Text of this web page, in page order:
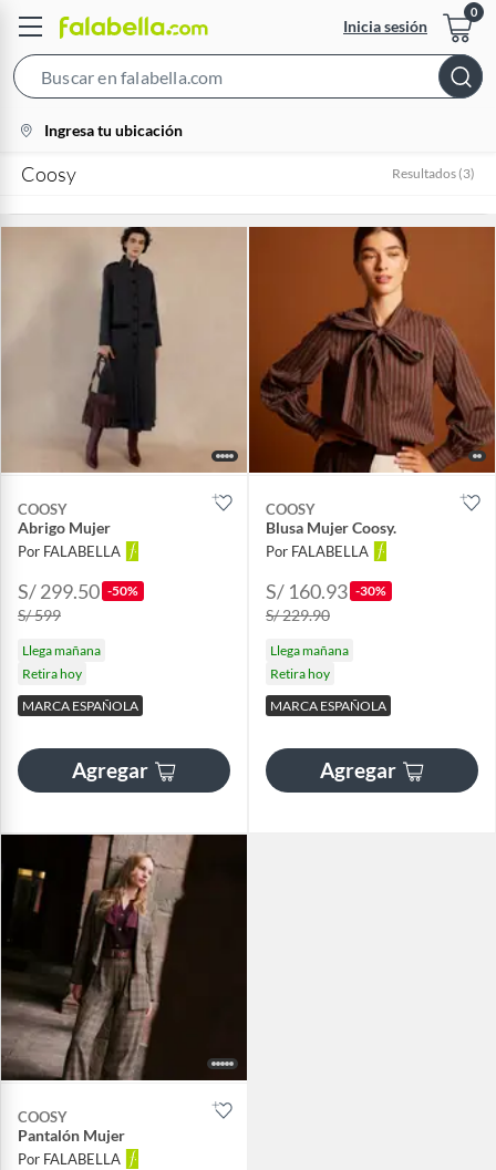
Inicia sesión
Bar
location-
icon
Ingresa tu ubicación
Coosy Resultados (3)
COOSY
Abrigo Mujer
Por FALABELLA
S/ 299.50 -50%
S/ 599
Llega mañana
Retira hoy
MARCA ESPAÑOLA
Agregar
COOSY
Blusa Mujer Coosy.
Por FALABELLA
S/ 160.93 -30%
S/ 229.90
Llega mañana
Retira hoy
MARCA ESPAÑOLA
Agregar
COOSY
Pantalón Mujer
Por FALABELLA